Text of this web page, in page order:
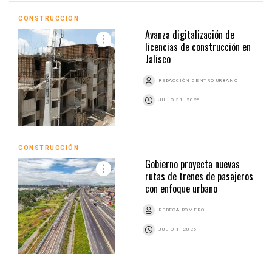
CONSTRUCCIÓN
Avanza digitalización de
licencias de construcción en
Jalisco
REDACCIÓN CENTRO URBANO
JULIO 31, 2026
CONSTRUCCIÓN
Gobierno proyecta nuevas
rutas de trenes de pasajeros
con enfoque urbano
REBECA ROMERO
JULIO 1, 2026